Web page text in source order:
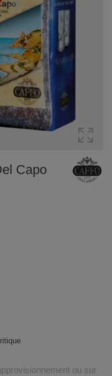
Capo
ou sur